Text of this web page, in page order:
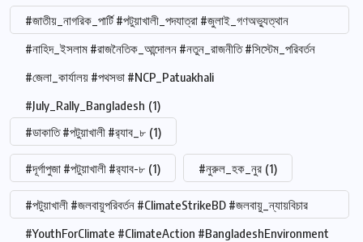
#জাতীয়_নাগরিক_পার্টি #পটুয়াখালী_পদযাত্রা #জুলাই_গণঅভ্যুত্থান
#নাহিদ_ইসলাম #রাজনৈতিক_আন্দোলন #নতুন_রাজনীতি #সিস্টেম_পরিবর্তন
#জেলা_কার্যালয় #পথসভা #NCP_Patuakhali
#July_Rally_Bangladesh (1)
#ডাকাতি #পটুয়াখালী #র‍্যাব_৮ (1)
#দূর্গাপুজা #পটুয়াখালী #র‍্যাব-৮ (1) #নুরুল_হক_নুর (1)
#পটুয়াখালী #জলবায়ুপরিবর্তন #ClimateStrikeBD #জলবায়ু_ন্যায়বিচার
#YouthForClimate #ClimateAction #BangladeshEnvironment